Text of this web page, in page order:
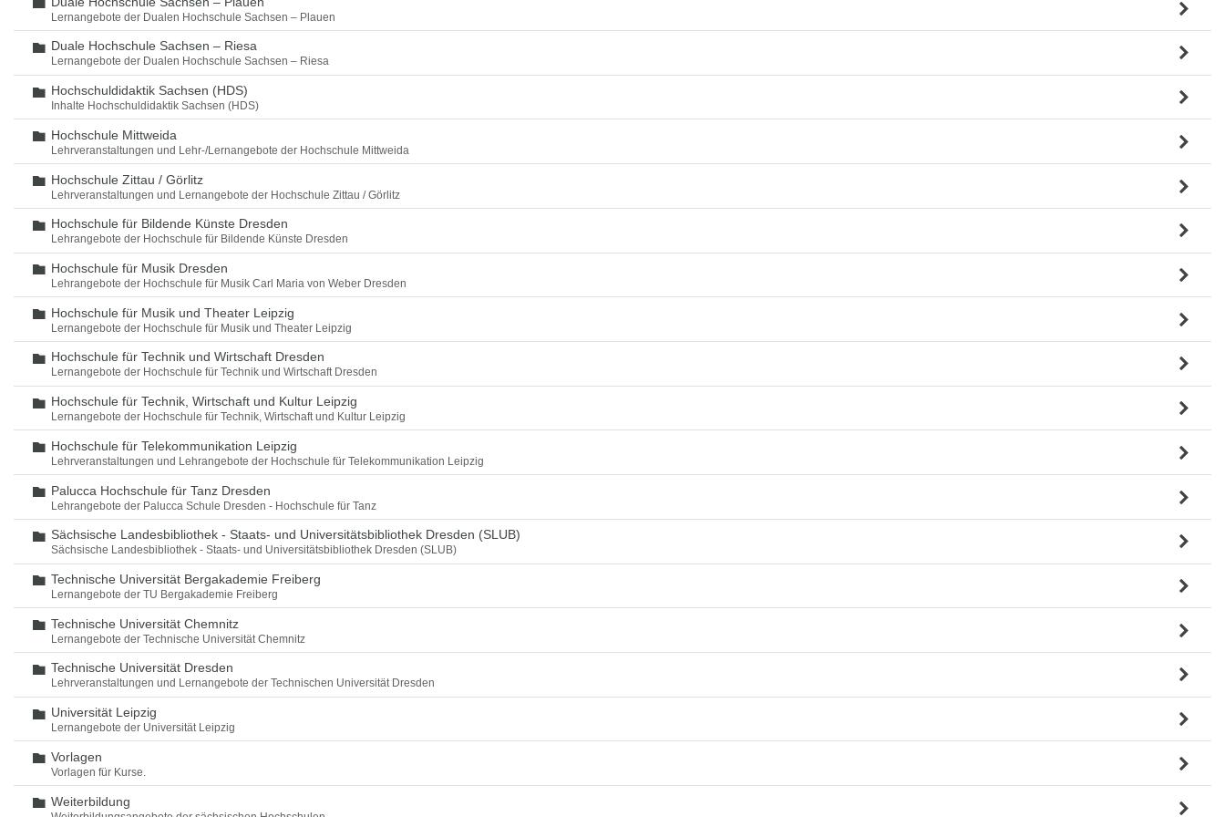
Lernangebote der Dualen Hochschule Sachsen – Plauen
Ordner
Duale Hochschule Sachsen – Riesa
Lernangebote der Dualen Hochschule Sachsen – Riesa
Ordner
Hochschuldidaktik Sachsen (HDS)
Inhalte Hochschuldidaktik Sachsen (HDS)
Ordner
Hochschule Mittweida
Lehrveranstaltungen und Lehr-/Lernangebote der Hochschule Mittweida
Ordner
Hochschule Zittau / Görlitz
Lehrveranstaltungen und Lernangebote der Hochschule Zittau / Görlitz
Ordner
Hochschule für Bildende Künste Dresden
Lehrangebote der Hochschule für Bildende Künste Dresden
Ordner
Hochschule für Musik Dresden
Lehrangebote der Hochschule für Musik Carl Maria von Weber Dresden
Ordner
Hochschule für Musik und Theater Leipzig
Lernangebote der Hochschule für Musik und Theater Leipzig
Ordner
Hochschule für Technik und Wirtschaft Dresden
Lernangebote der Hochschule für Technik und Wirtschaft Dresden
Ordner
Hochschule für Technik, Wirtschaft und Kultur Leipzig
Lernangebote der Hochschule für Technik, Wirtschaft und Kultur Leipzig
Ordner
Hochschule für Telekommunikation Leipzig
Lehrveranstaltungen und Lehrangebote der Hochschule für Telekommunikation Leipzig
Ordner
Palucca Hochschule für Tanz Dresden
Lehrangebote der Palucca Schule Dresden - Hochschule für Tanz
Ordner
Sächsische Landesbibliothek - Staats- und Universitätsbibliothek Dresden (SLUB)
Sächsische Landesbibliothek - Staats- und Universitätsbibliothek Dresden (SLUB)
Ordner
Technische Universität Bergakademie Freiberg
Lernangebote der TU Bergakademie Freiberg
Ordner
Technische Universität Chemnitz
Lernangebote der Technische Universität Chemnitz
Ordner
Technische Universität Dresden
Lehrveranstaltungen und Lernangebote der Technischen Universität Dresden
Ordner
Universität Leipzig
Lernangebote der Universität Leipzig
Ordner
Vorlagen
Vorlagen für Kurse.
Ordner
Weiterbildung